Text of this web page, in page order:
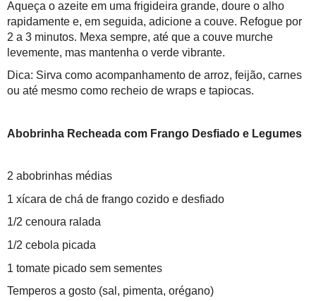
Aqueça o azeite em uma frigideira grande, doure o alho
rapidamente e, em seguida, adicione a couve. Refogue por
2 a 3 minutos. Mexa sempre, até que a couve murche
levemente, mas mantenha o verde vibrante.
Dica: Sirva como acompanhamento de arroz, feijão, carnes
ou até mesmo como recheio de wraps e tapiocas.
Abobrinha Recheada com Frango Desfiado e Legumes
2 abobrinhas médias
1 xícara de chá de frango cozido e desfiado
1/2 cenoura ralada
1/2 cebola picada
1 tomate picado sem sementes
Temperos a gosto (sal, pimenta, orégano)